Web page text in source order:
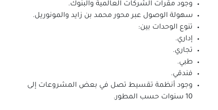
وجود مقرات الشركات العالمية والبنوك.
سهولة الوصول عبر محور محمد بن زايد والمونوريل.
تنوع الوحدات بين:
إداري.
تجاري.
طبي.
فندقي.
وجود أنظمة تقسيط تصل في بعض المشروعات إلى
10 سنوات حسب المطور.